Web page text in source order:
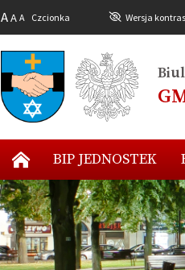
AA A Czcionka Wersja
BIP JEDNOSTEK